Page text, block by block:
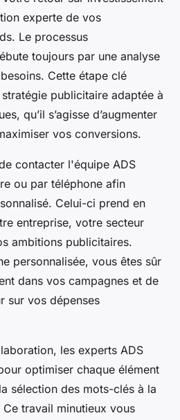
experte de vos
Le processus
toujours par une analyse
Cette étape clé
publicitaire adaptée à
qu’il s’agisse d’augmenter
vos conversions.
contacter l'équipe ADS
ou par téléphone afin
Celui-ci prend en
entreprise, votre secteur
ambitions publicitaires.
personnalisée, vous êtes sûr
dans vos campagnes et de
sur vos dépenses
les experts ADS
optimiser chaque élément
sélection des mots-clés à la
travail minutieux vous